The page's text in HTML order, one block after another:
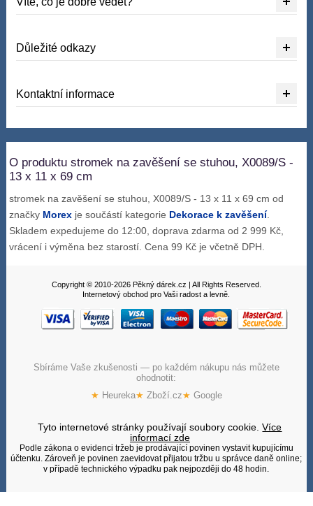
Důležité odkazy
Kontaktní informace
O produktu stromek na zavěšení se stuhou, X0089/S -
13 x 11 x 69 cm
stromek na zavěšení se stuhou, X0089/S - 13 x 11 x 69 cm od
značky Morex je součástí kategorie Dekorace k zavěšení.
Skladem expedujeme do 12:00, doprava zdarma od 2 999 Kč,
vrácení i výměna bez starostí. Cena 99 Kč je včetně DPH.
Copyright © 2010-2026 Pěkný dárek.cz | All Rights Reserved.
Internetový obchod pro Vaši radost a levně.
Sbíráme Vaše zkušenosti — po každém nákupu nás můžete
ohodnotit:
★ Heureka★ Zboží.cz★ Google
Tyto internetové stránky používají soubory cookie.Více
informací zde
Podle zákona o evidenci tržeb je prodávající povinen vystavit kupujícímu
účtenku. Zároveň je povinen zaevidovat přijatou tržbu u správce daně online;
v případě technického výpadku pak nejpozději do 48 hodin.